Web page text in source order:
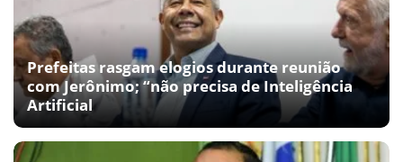
Prefeitas rasgam elogios durante reunião
com Jerônimo; “não precisa de Inteligência
Artificial